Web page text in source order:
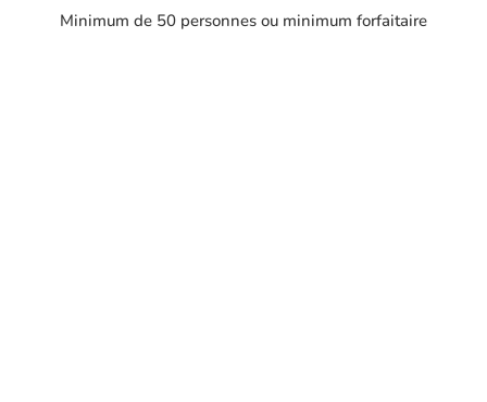
Minimum de 50 personnes ou minimum forfaitaire